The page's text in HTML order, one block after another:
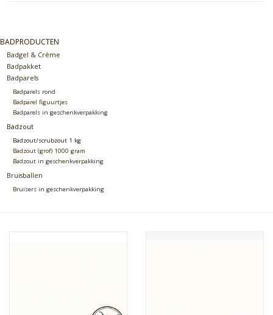
BADPRODUCTEN
Badgel & Crème
Badpakket
Badparels
Badparels rond
Badparel figuurtjes
Badparels in geschenkverpakking
Badzout
Badzout/scrubzout 1 kg
Badzout (grof) 1000 gram
Badzout in geschenkverpakking
Bruisballen
Bruisers in geschenkverpakking